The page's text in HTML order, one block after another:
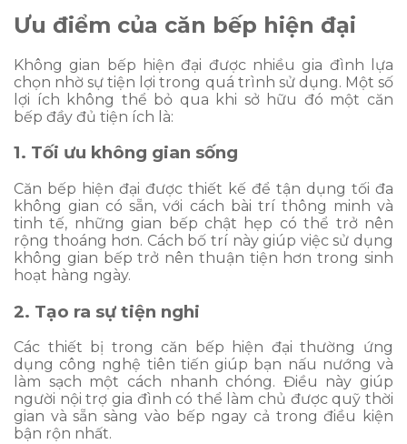
Ưu điểm của căn bếp hiện đại
Không gian bếp hiện đại được nhiều gia đình lựa
chọn nhờ sự tiện lợi trong quá trình sử dụng. Một số
lợi ích không thể bỏ qua khi sở hữu đó một căn
bếp đầy đủ tiện ích là:
1. Tối ưu không gian sống
Căn bếp hiện đại được thiết kế để tận dụng tối đa
không gian có sẵn, với cách bài trí thông minh và
tinh tế, những gian bếp chật hẹp có thể trở nên
rộng thoáng hơn. Cách bố trí này giúp việc sử dụng
không gian bếp trở nên thuận tiện hơn trong sinh
hoạt hàng ngày.
2. Tạo ra sự tiện nghi
Các thiết bị trong căn bếp hiện đại thường ứng
dụng công nghệ tiên tiến giúp bạn nấu nướng và
làm sạch một cách nhanh chóng. Điều này giúp
người nội trợ gia đình có thể làm chủ được quỹ thời
gian và sẵn sàng vào bếp ngay cả trong điều kiện
bận rộn nhất.